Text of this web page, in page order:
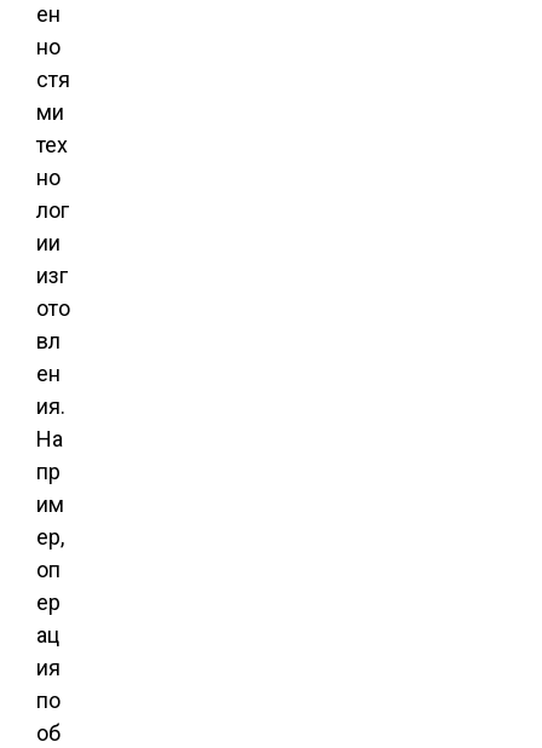
ен
но
стя
ми
тех
но
лог
ии
изг
ото
вл
ен
ия.
На
пр
им
ер,
оп
ер
ац
ия
по
об